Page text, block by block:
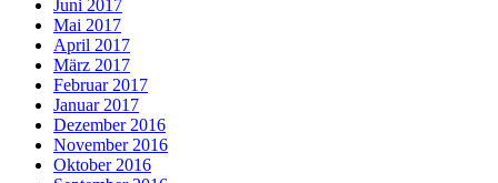
Juni 2017
Mai 2017
April 2017
März 2017
Februar 2017
Januar 2017
Dezember 2016
November 2016
Oktober 2016